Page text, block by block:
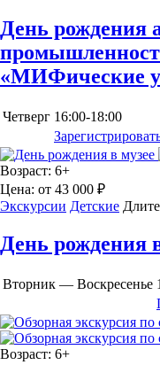
День рождения
«МИФические
Четверг 16:00-18:00
Возраст: 6+
Цена: от 43 000 ₽
Экскурсии Детские
День рождения
Вторник — Воскресенье
Возраст: 6+